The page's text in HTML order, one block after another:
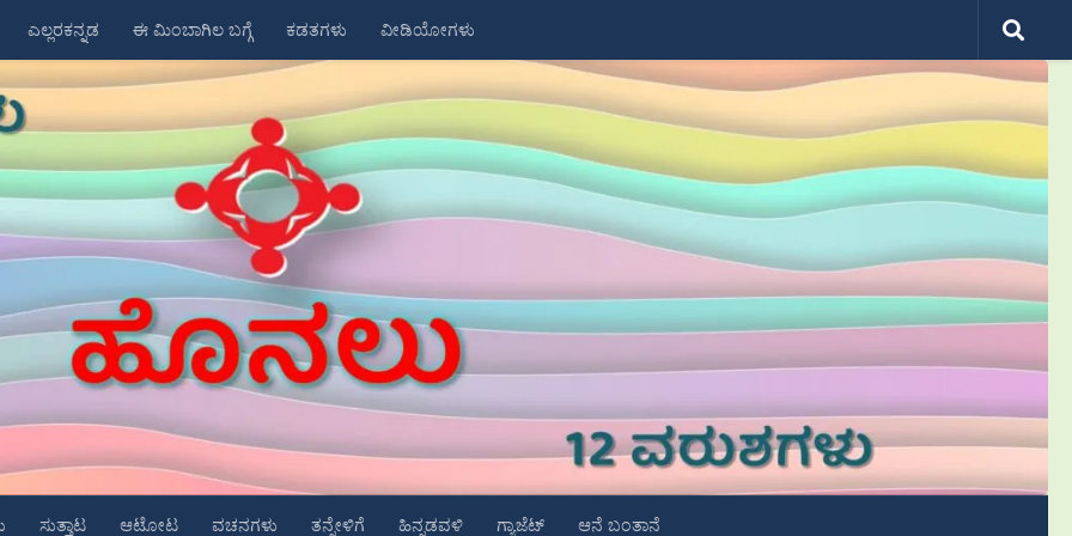
ಎಲ್ಲರಕನ್ನಡ ಈ ಮಿಂಬಾಗಿಲ ಬಗ್ಗೆ ಕಡತಗಳು ವೀಡಿಯೋಗಳು
ಸುತ್ತಾಟ ಆಟೋಟ ವಚನಗಳು ತನ್ನೇಳಿಗೆ ಹಿನ್ನಡವಳಿ ಗ್ಯಾಜೆಟ್ ಆನೆ ಬಂತಾನೆ